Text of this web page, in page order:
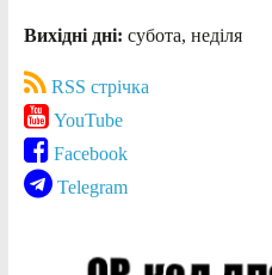
Вихідні дні: субота, неділя
RSS стрічка
YouTube
Facebook
Telegram